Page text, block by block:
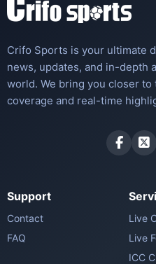
Crifo Sports is your ultimate
news, updates, and in-depth
world. We bring you closer
coverage and real-time
Support
Contact
FAQ
Live
Live
ICC